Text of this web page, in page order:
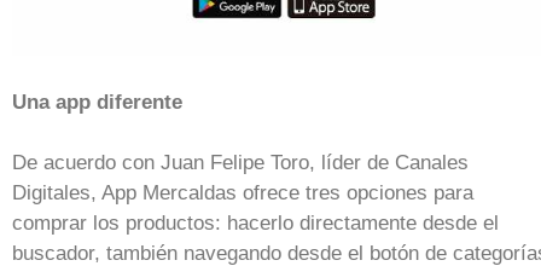
Una app diferente
De acuerdo con Juan Felipe Toro, líder de Canales
Digitales, App Mercaldas ofrece tres opciones para
comprar los productos: hacerlo directamente desde el
buscador, también navegando desde el botón de